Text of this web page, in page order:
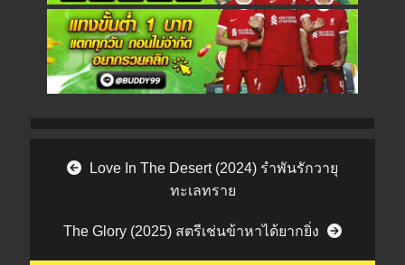
Post navigation
Love In The Desert (2024) รำพันรักวายุ
ทะเลทราย
The Glory (2025) สตรีเช่นข้าหาได้ยากยิ่ง